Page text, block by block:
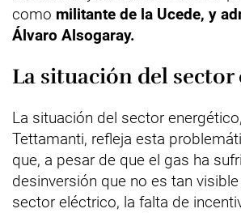
como militante de la Ucede, y
Álvaro Alsogaray.
La situación del
La situación del sector
Tettamanti, refleja esta
que, a pesar de que el gas ha
desinversión que no es tan
sector eléctrico, la falta de